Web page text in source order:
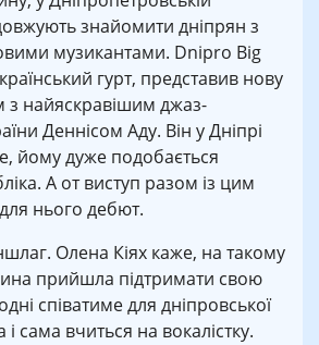
знайомити дніпрян з
музикантами. Dnipro Big
гурт, представив нову
з найяскравішим джаз-
Деннісом Аду. Він у Дніпрі
йому дуже подобається
А от виступ разом із цим
нього дебют.
Олена Кіях каже, на такому
прийшла підтримати свою
співатиме для дніпровської
і сама вчиться на вокалістку.